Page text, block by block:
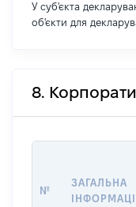
У суб'єкта
об'єкти для
8.
№
ЗАГАЛЬНА